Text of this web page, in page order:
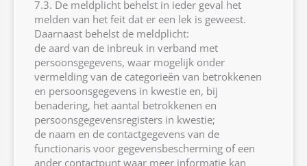
7.3. De meldplicht behelst in ieder geval het
melden van het feit dat er een lek is geweest.
Daarnaast behelst de meldplicht:
de aard van de inbreuk in verband met
persoonsgegevens, waar mogelijk onder
vermelding van de categorieën van betrokkenen
en persoonsgegevens in kwestie en, bij
benadering, het aantal betrokkenen en
persoonsgegevensregisters in kwestie;
de naam en de contactgegevens van de
functionaris voor gegevensbescherming of een
ander contactpunt waar meer informatie kan